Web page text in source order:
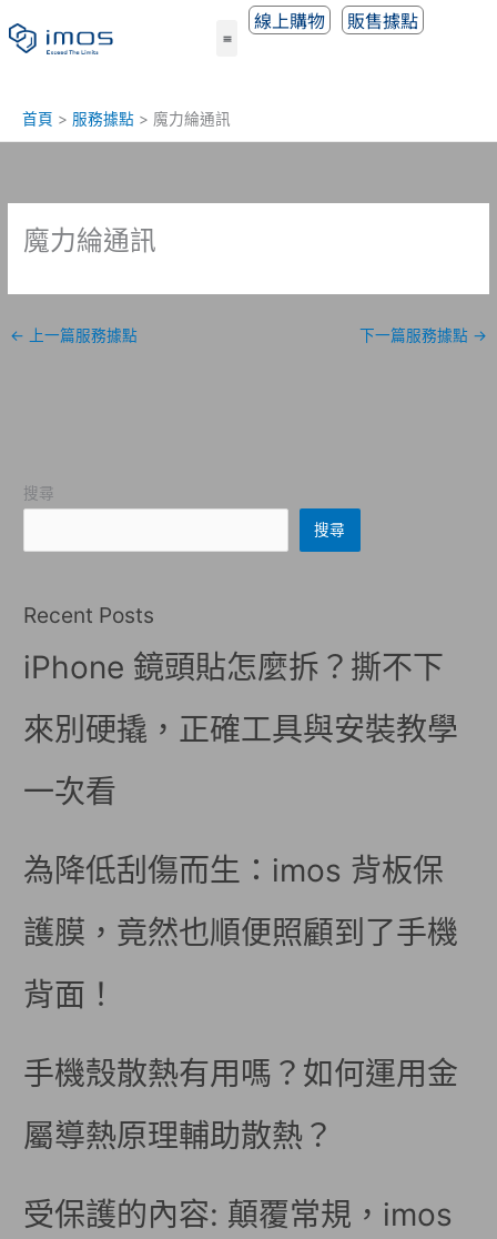
至
線上購物 販售據點
首頁 服務據點 魔力綸通訊
魔力綸通訊
← 上一篇服務據點 下一篇服務據點 →
搜尋
搜尋
Recent Posts
iPhone 鏡頭貼怎麼拆？撕不下
來別硬撬，正確工具與安裝教學
一次看
為降低刮傷而生：imos 背板保
護膜，竟然也順便照顧到了手機
背面！
手機殼散熱有用嗎？如何運用金
屬導熱原理輔助散熱？
受保護的內容: 顛覆常規，imos